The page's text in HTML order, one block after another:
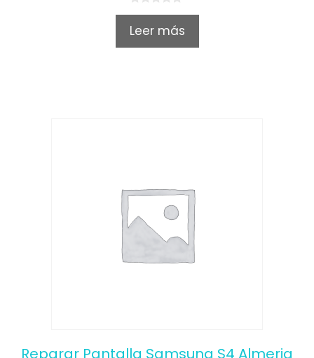
0
u
Leer más
Reparar Pantalla Samsung S4 Almeria